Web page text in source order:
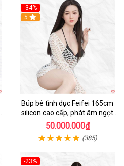
-34%
5
Búp bê tình dục Feifei 165cm
silicon cao cấp, phát âm ngọt
ngào, chân thực
50.000.000₫
(385)
-23%